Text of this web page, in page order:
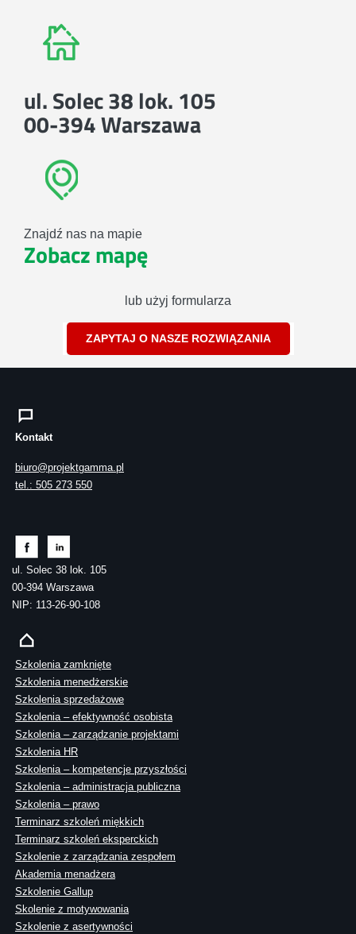
ul. Solec 38 lok. 105
00-394 Warszawa
Znajdź nas na mapie
Zobacz mapę
lub użyj formularza
ZAPYTAJ O NASZE ROZWIĄZANIA
Kontakt
biuro@projektgamma.pl
tel.: 505 273 550
ul. Solec 38 lok. 105
00-394 Warszawa
NIP: 113-26-90-108
Szkolenia zamknięte
Szkolenia menedżerskie
Szkolenia sprzedażowe
Szkolenia – efektywność osobista
Szkolenia – zarządzanie projektami
Szkolenia HR
Szkolenia – kompetencje przyszłości
Szkolenia – administracja publiczna
Szkolenia – prawo
Terminarz szkoleń miękkich
Terminarz szkoleń eksperckich
Szkolenie z zarządzania zespołem
Akademia menadżera
Szkolenie Gallup
Skolenie z motywowania
Szkolenie z asertywności